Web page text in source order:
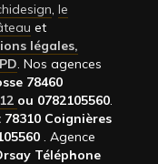
, le
et
légales,
. Nos agences
78460
ou 0782105560.
Coignières
. Agence
Téléphone